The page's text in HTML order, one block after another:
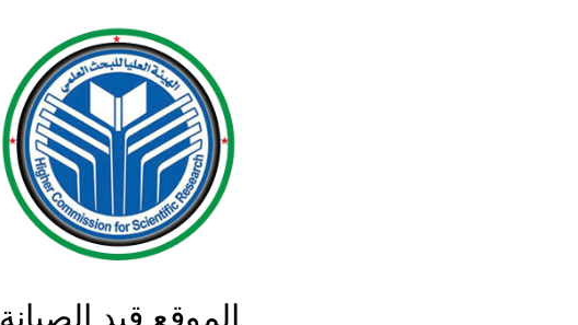
الموقع قيد الصيانة